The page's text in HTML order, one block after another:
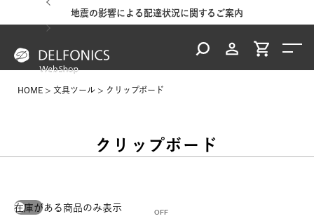
地震の影響による配達状況に関するご案内
HOME 文具ツール クリップボード
クリップボード
在庫がある商品のみ表示